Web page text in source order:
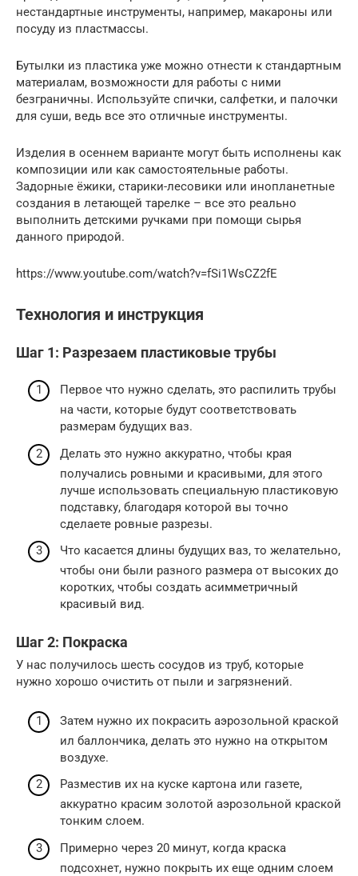
нестандартные инструменты, например, макароны или
посуду из пластмассы.
Бутылки из пластика уже можно отнести к стандартным
материалам, возможности для работы с ними
безграничны. Используйте спички, салфетки, и палочки
для суши, ведь все это отличные инструменты.
Изделия в осеннем варианте могут быть исполнены как
композиции или как самостоятельные работы.
Задорные ёжики, старики-лесовики или инопланетные
создания в летающей тарелке – все это реально
выполнить детскими ручками при помощи сырья
данного природой.
https://www.youtube.com/watch?v=fSi1WsCZ2fE
Технология и инструкция
Шаг 1: Разрезаем пластиковые трубы
Первое что нужно сделать, это распилить трубы
на части, которые будут соответствовать
размерам будущих ваз.
Делать это нужно аккуратно, чтобы края
получались ровными и красивыми, для этого
лучше использовать специальную пластиковую
подставку, благодаря которой вы точно
сделаете ровные разрезы.
Что касается длины будущих ваз, то желательно,
чтобы они были разного размера от высоких до
коротких, чтобы создать асимметричный
красивый вид.
Шаг 2: Покраска
У нас получилось шесть сосудов из труб, которые
нужно хорошо очистить от пыли и загрязнений.
Затем нужно их покрасить аэрозольной краской
ил баллончика, делать это нужно на открытом
воздухе.
Разместив их на куске картона или газете,
аккуратно красим золотой аэрозольной краской
тонким слоем.
Примерно через 20 минут, когда краска
подсохнет, нужно покрыть их еще одним слоем